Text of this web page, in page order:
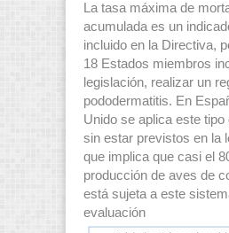
La tasa máxima de
acumulada es un
incluido en la Directiva,
18 Estados miembros
legislación, realizar un
pododermatitis. En
Unido se aplica este
sin estar previstos en la
que implica que casi el
producción de aves de
está sujeta a este
evaluación